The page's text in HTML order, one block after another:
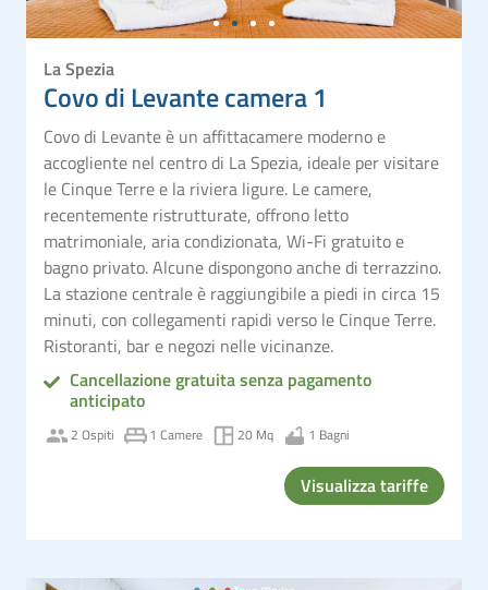
La Spezia
Covo di Levante camera 1
Covo di Levante è un affittacamere moderno e
accogliente nel centro di La Spezia, ideale per visitare
le Cinque Terre e la riviera ligure. Le camere,
recentemente ristrutturate, offrono letto
matrimoniale, aria condizionata, Wi-Fi gratuito e
bagno privato. Alcune dispongono anche di terrazzino.
La stazione centrale è raggiungibile a piedi in circa 15
minuti, con collegamenti rapidi verso le Cinque Terre.
Ristoranti, bar e negozi nelle vicinanze.
Cancellazione gratuita senza pagamento
anticipato
2 Ospiti 1 Camere 20 Mq 1 Bagni
Visualizza tariffe